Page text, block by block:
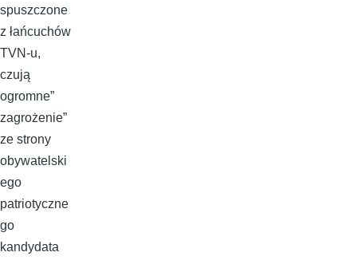
spuszczone
z łańcuchów
TVN-u,
czują
ogromne”
zagrożenie”
ze strony
obywatelski
ego
patriotyczne
go
kandydata